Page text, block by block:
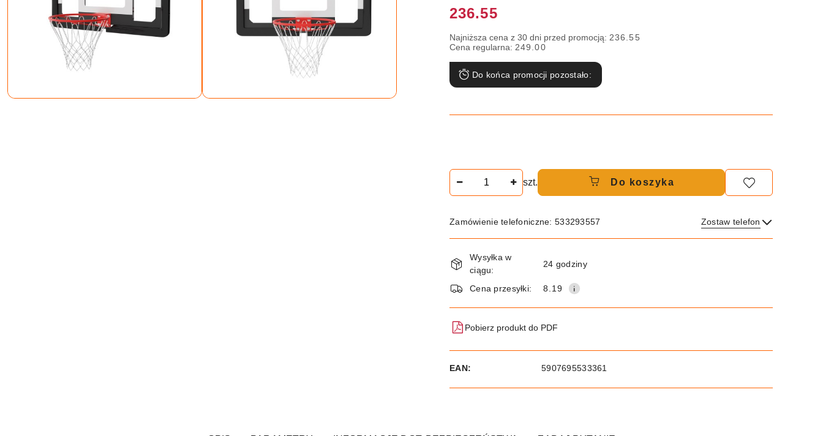
Cena:
236.55
Najniższa cena z 30 dni przed promocją: 236.55
Cena regularna: 249.00
Do końca promocji pozostało:
szt. Do koszyka
Zamówienie telefoniczne: 533293557 Zostaw telefon
Wyślij
Dostępność
i
dostawa
Wysyłka w
ciągu:
24 godziny
Cena przesyłki: 8.19
Pobierz produkt do PDF
EAN: 5907695533361